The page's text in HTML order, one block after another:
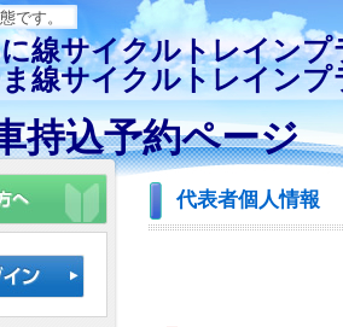
です。
線サイクルトレイン
線サイクルトレイン
持込予約ページ
代表者個人情報